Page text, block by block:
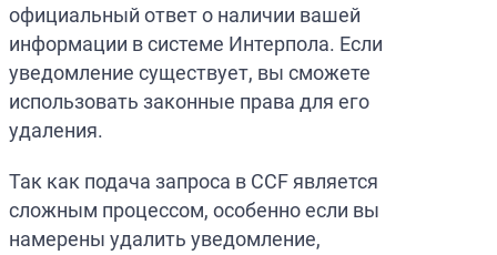
официальный ответ о наличии вашей
информации в системе Интерпола. Если
уведомление существует, вы сможете
использовать законные права для его
удаления.
Так как подача запроса в CCF является
сложным процессом, особенно если вы
намерены удалить уведомление,